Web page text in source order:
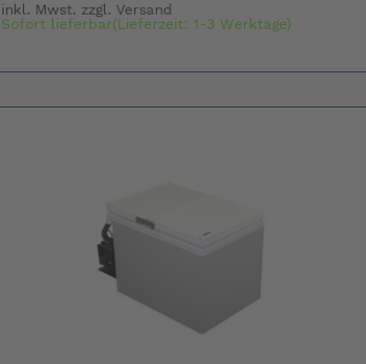
inkl. Mwst. zzgl.Versand
Sofort lieferbar(Lieferzeit: 1-3 Werktage)